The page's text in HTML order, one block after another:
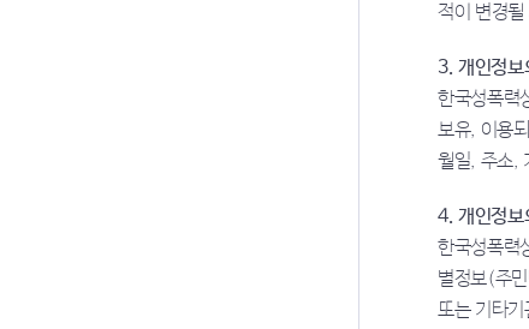
적이 변경
3. 개인정보
한국성폭력
보유, 이용
월일, 주소,
4. 개인정보
한국성폭력
별정보(주
또는 기타